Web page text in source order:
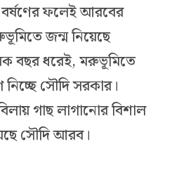
ফলেই আরবের
জন্ম নিয়েছে
বছর ধরেই, মরুভূমিতে
সৌদি সরকার।
গাছ লাগানোর বিশাল
সৌদি আরব।